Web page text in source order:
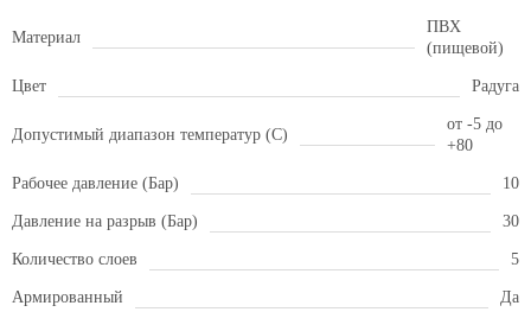
Материал
ПВХ
(пищевой)
Цвет Радуга
Допустимый диапазон температур (С)
от -5 до
+80
Рабочее давление (Бар) 10
Давление на разрыв (Бар) 30
Количество слоев 5
Армированный Да